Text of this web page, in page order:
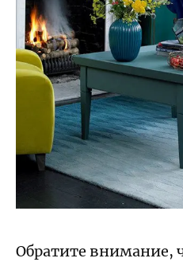
Обратите внимание,